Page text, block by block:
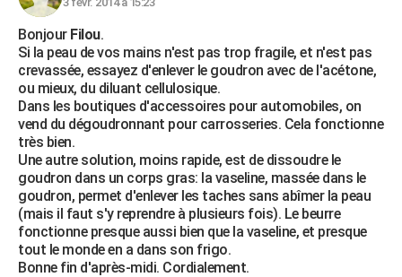
FORUM
Bricolage
Lifestyle
Culture
Sport
Auto
Television
Voyage
Cinema
Bonjour Filou.
Si la peau de vos mains n'est pas trop fragile, et n'est pas
crevassée, essayez d'enlever le goudron avec de l'acétone,
ou mieux, du diluant cellulosique.
Dans les boutiques d'accessoires pour automobiles, on
vend du dégoudronnant pour carrosseries. Cela fonctionne
très bien.
Une autre solution, moins rapide, est de dissoudre le
goudron dans un corps gras: la vaseline, massée dans le
goudron, permet d'enlever les taches sans abîmer la peau
(mais il faut s'y reprendre à plusieurs fois). Le beurre
fonctionne presque aussi bien que la vaseline, et presque
tout le monde en a dans son frigo.
Bonne fin d'après-midi. Cordialement.